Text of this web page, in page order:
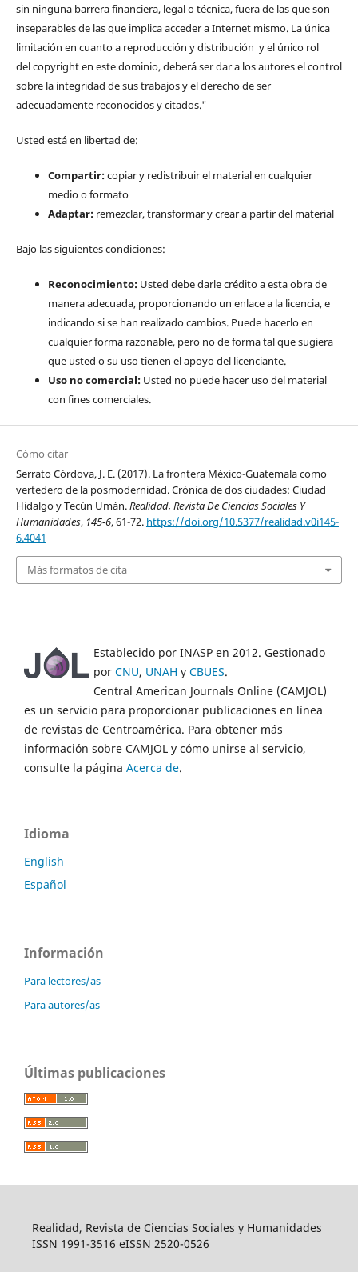
sin ninguna barrera financiera, legal o técnica, fuera de las que son
inseparables de las que implica acceder a Internet mismo. La única
limitación en cuanto a reproducción y distribución y el único rol
del copyright en este dominio, deberá ser dar a los autores el control
sobre la integridad de sus trabajos y el derecho de ser
adecuadamente reconocidos y citados."
Usted está en libertad de:
Compartir:copiar y redistribuir el material en cualquier
medio o formato
Adaptar:remezclar, transformar y crear a partir del material
Bajo las siguientes condiciones:
Reconocimiento:Usted debe darle crédito a esta obra de
manera adecuada, proporcionando un enlace a la licencia, e
indicando si se han realizado cambios. Puede hacerlo en
cualquier forma razonable, pero no de forma tal que sugiera
que usted o su uso tienen el apoyo del licenciante.
Uso no comercial:Usted no puede hacer uso del material
con fines comerciales.
Cómo citar
Serrato Córdova, J. E. (2017). La frontera México-Guatemala como
vertedero de la posmodernidad. Crónica de dos ciudades: Ciudad
Hidalgo y Tecún Umán.Realidad, Revista De Ciencias Sociales Y
Humanidades, 145-6, 61-72. https://doi.org/10.5377/realidad.v0i145-
6.4041
Más formatos de cita
Establecido por INASP en 2012. Gestionado
por CNU, UNAH y CBUES.
Central American Journals Online (CAMJOL)
es un servicio para proporcionar publicaciones en línea
de revistas de Centroamérica. Para obtener más
información sobre CAMJOL y cómo unirse al servicio,
consulte la página Acerca de.
Idioma
English
Español
Información
Para lectores/as
Para autores/as
Últimas publicaciones
Realidad, Revista de Ciencias Sociales y Humanidades
ISSN 1991-3516 eISSN 2520-0526